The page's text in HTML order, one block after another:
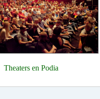
Theaters en Podia